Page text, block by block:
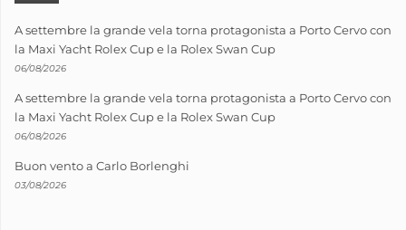
A settembre la grande vela torna protagonista a Porto Cervo con
la Maxi Yacht Rolex Cup e la Rolex Swan Cup
06/08/2026
A settembre la grande vela torna protagonista a Porto Cervo con
la Maxi Yacht Rolex Cup e la Rolex Swan Cup
06/08/2026
Buon vento a Carlo Borlenghi
03/08/2026